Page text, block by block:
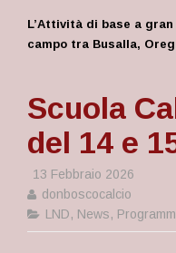
L’Attività di base a
campo tra Busalla,
Scuola
del 14 e
13 Febbraio 2026
donboscocalcio
LND, News,